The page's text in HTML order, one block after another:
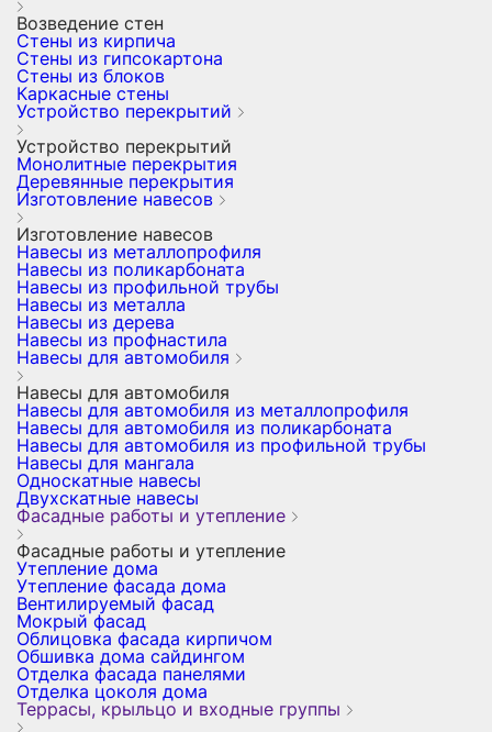
Возведение стен
Стены из кирпича
Стены из гипсокартона
Стены из блоков
Каркасные стены
Устройство перекрытий
Устройство перекрытий
Монолитные перекрытия
Деревянные перекрытия
Изготовление навесов
Изготовление навесов
Навесы из металлопрофиля
Навесы из поликарбоната
Навесы из профильной трубы
Навесы из металла
Навесы из дерева
Навесы из профнастила
Навесы для автомобиля
Навесы для автомобиля
Навесы для автомобиля из металлопрофиля
Навесы для автомобиля из поликарбоната
Навесы для автомобиля из профильной трубы
Навесы для мангала
Односкатные навесы
Двухскатные навесы
Фасадные работы и утепление
Фасадные работы и утепление
Утепление дома
Утепление фасада дома
Вентилируемый фасад
Мокрый фасад
Облицовка фасада кирпичом
Обшивка дома сайдингом
Отделка фасада панелями
Отделка цоколя дома
Террасы, крыльцо и входные группы